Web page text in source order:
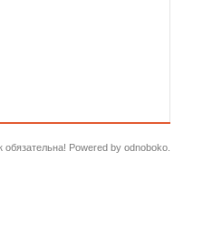
Powered by odnoboko.